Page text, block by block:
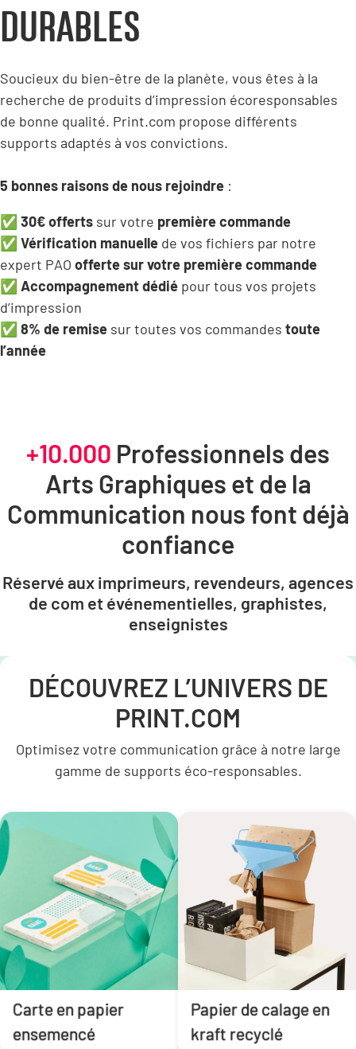
DURABLES
Soucieux du bien-être de la planète, vous êtes à la
recherche de produits d’impression écoresponsables
de bonne qualité. Print.com propose différents
supports adaptés à vos convictions.
5 bonnes raisons de nous rejoindre :
✅ 30€ offerts sur votre première commande
✅ Vérification manuelle de vos fichiers par notre
expert PAO offerte sur votre première commande
✅ Accompagnement dédié pour tous vos projets
d’impression
✅ 8% de remise sur toutes vos commandes toute
l’année
+10.000 Professionnels des
Arts Graphiques et de la
Communication nous font déjà
confiance
Réservé aux imprimeurs, revendeurs, agences
de com et événementielles, graphistes,
enseignistes
DÉCOUVREZ L’UNIVERS DE
PRINT.COM
Optimisez votre communication grâce à notre large
gamme de supports éco-responsables.
Carte en papier
ensemencé
Papier de calage en
kraft recyclé